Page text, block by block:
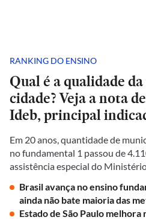
RANKING DO ENSINO
Qual é a qualidade
cidade? Veja a nota
Em 20 anos, quantidade de
no fundamental 1 passou de
assistência especial do
Brasil avança no ensino
ainda não bate maioria das
Estado de São Paulo melhora